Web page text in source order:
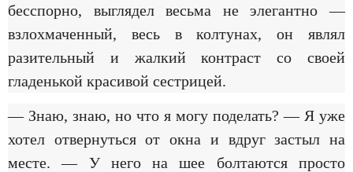
бесспорно, выглядел весьма не элегантно —
взлохмаченный, весь в колтунах, он являл
разительный и жалкий контраст со своей
гладенькой красивой сестрицей.
— Знаю, знаю, но что я могу поделать? — Я уже
хотел отвернуться от окна и вдруг застыл на
месте. — У него на шее болтаются просто